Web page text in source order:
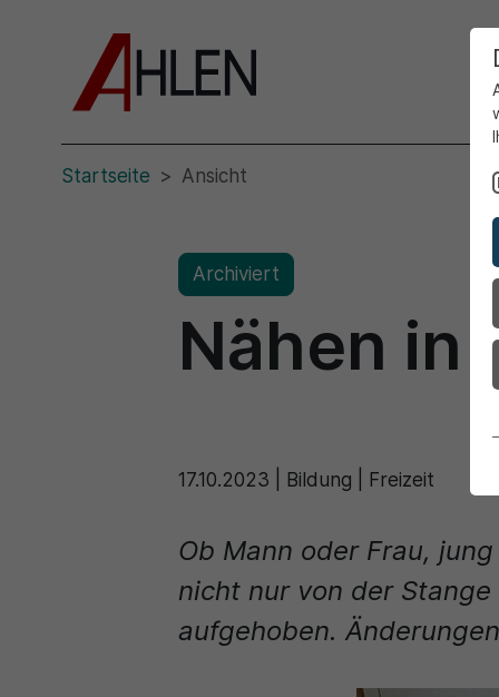
Startseite Ansicht
Archiviert
Nähen in
17.10.2023 Bildung | Freizeit
Ob Mann oder Frau,
nicht nur von der
aufgehoben.